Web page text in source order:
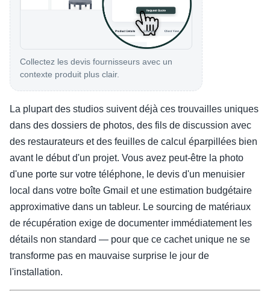
Collectez les devis fournisseurs avec un
contexte produit plus clair.
La plupart des studios suivent déjà ces trouvailles uniques
dans des dossiers de photos, des fils de discussion avec
des restaurateurs et des feuilles de calcul éparpillées bien
avant le début d'un projet. Vous avez peut-être la photo
d'une porte sur votre téléphone, le devis d'un menuisier
local dans votre boîte Gmail et une estimation budgétaire
approximative dans un tableur. Le sourcing de matériaux
de récupération exige de documenter immédiatement les
détails non standard — pour que ce cachet unique ne se
transforme pas en mauvaise surprise le jour de
l'installation.